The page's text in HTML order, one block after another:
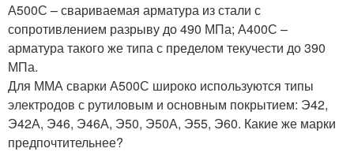
А500С – свариваемая арматура из стали с
сопротивлением разрыву до 490 МПа; А400С –
арматура такого же типа с пределом текучести до 390
МПа.
Для ММА сварки А500С широко используются типы
электродов с рутиловым и основным покрытием: Э42,
Э42А, Э46, Э46А, Э50, Э50А, Э55, Э60. Какие же марки
предпочтительнее?